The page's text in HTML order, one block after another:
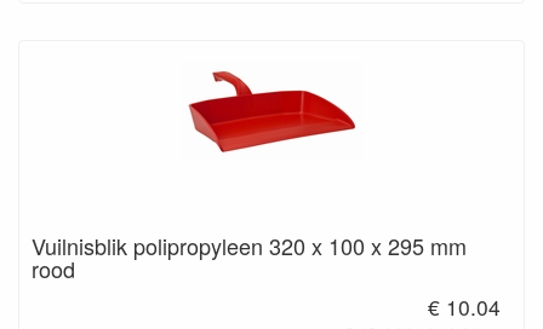
Vuilnisblik polipropyleen 320 x 100 x 295 mm
rood
€ 10.04